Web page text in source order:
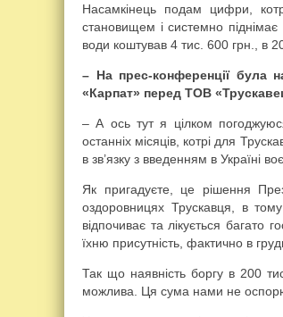
Насамкінець подам цифри,
становищем і системно
води коштував 4 тис. 600 грн., в
– На прес-конференції була
«Карпат» перед ТОВ
– А ось тут я цілком
останніх місяців, котрі для
в зв’язку з введенням в Україні
Як пригадуєте, це рішення
оздоровницях Трускавця, в
відпочиває та лікується багато
їхню присутність, фактично в
Так що наявність боргу в 200
можлива. Ця сума нами не